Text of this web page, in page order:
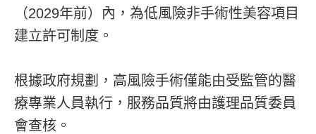
（2029年前）內，為低風險非手術性美容項目
建立許可制度。
根據政府規劃，高風險手術僅能由受監管的醫
療專業人員執行，服務品質將由護理品質委員
會查核。